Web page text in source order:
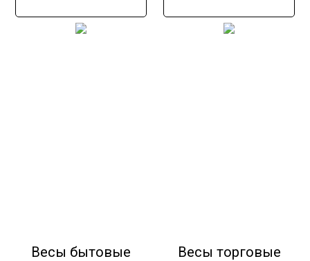
Весы бытовые
Весы торговые